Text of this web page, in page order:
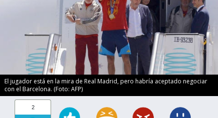
El jugador está en la mira de Real Madrid, pero habría aceptado negociar
con el Barcelona. (Foto: AFP)
2